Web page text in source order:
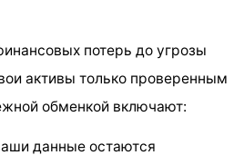
потерь до угрозы
активы только проверенным
обменкой включают:
данные остаются